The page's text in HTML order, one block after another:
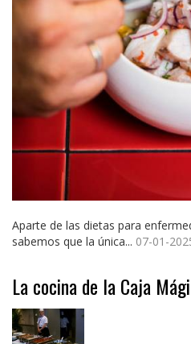
Aparte de las dietas para
sabemos que la única... 07-01-
La cocina de la Caja